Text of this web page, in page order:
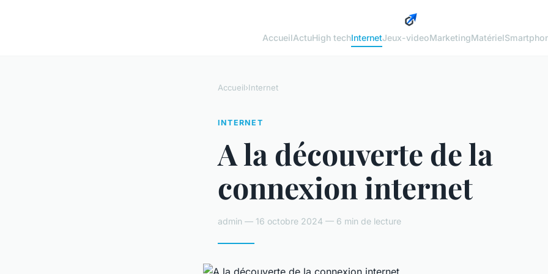
AccueilActuHigh techInternetJeux-videoMarketingMatériel
Accueil›Internet
INTERNET
A la découverte de la
connexion internet
admin — 16 octobre 2024 — 6 min de lecture